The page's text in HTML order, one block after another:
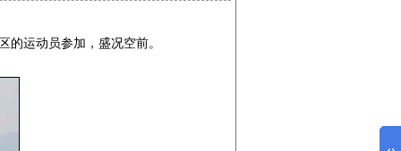
运动员参加，盛况空前。